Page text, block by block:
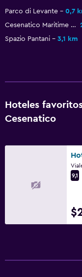
Parco di Levante 0,7
Cesenatico Maritime Museum
Spazio Pantani
3,1 km
Hoteles
Cesenatico
9,1